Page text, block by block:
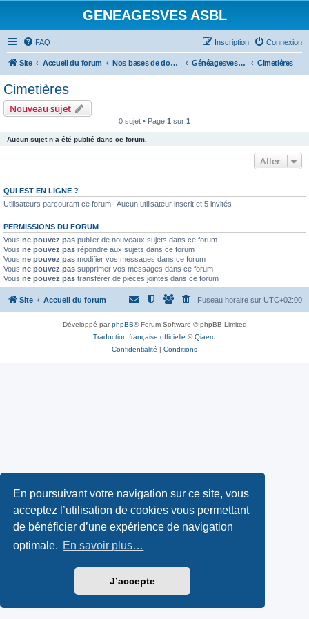
En poursuivant votre navigation sur ce site, vous
acceptez l’utilisation de cookies vous permettant
de bénéficier d’une expérience de navigation
optimale. En savoir plus…
J’accepte
GENEAGESVES ASBL
FAQ Connexion
Inscription
Site Accueil du forum Nos bases de données et notre bibliothèque GénéagesvesPlus (photos de documents) Cimetières
Cimetières
Nouveau sujet
0 sujet • Page 1 sur 1
Aucun sujet n’a été publié dans ce forum.
Aller
QUI EST EN LIGNE ?
Utilisateurs parcourant ce forum : Aucun utilisateur inscrit et 5 invités
PERMISSIONS DU FORUM
Vous ne pouvez pas publier de nouveaux sujets dans ce forum
Vous ne pouvez pas répondre aux sujets dans ce forum
Vous ne pouvez pas modifier vos messages dans ce forum
Vous ne pouvez pas supprimer vos messages dans ce forum
Vous ne pouvez pas transférer de pièces jointes dans ce forum
Site Accueil du forum Fuseau horaire sur UTC+02:00
Développé parphpBB® Forum Software © phpBB Limited
Traduction française officielle ©Qiaeru
Confidentialité | Conditions